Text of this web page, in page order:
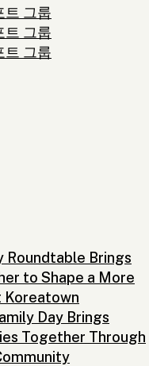
트 그룹
트 그룹
트 그룹
Roundtable Brings
to Shape a More
Koreatown
Day Brings
Together Through